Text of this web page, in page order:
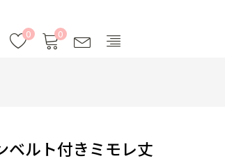
0 0
ベルト付きミモレ丈